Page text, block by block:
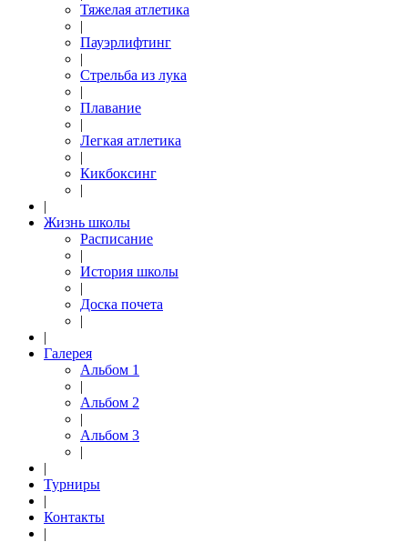
Тяжелая атлетика
|
Пауэрлифтинг
|
Стрельба из лука
|
Плавание
|
Легкая атлетика
|
Кикбоксинг
|
|
Жизнь школы
Расписание
|
История школы
|
Доска почета
|
|
Галерея
Альбом 1
|
Альбом 2
|
Альбом 3
|
|
Турниры
|
Контакты
|